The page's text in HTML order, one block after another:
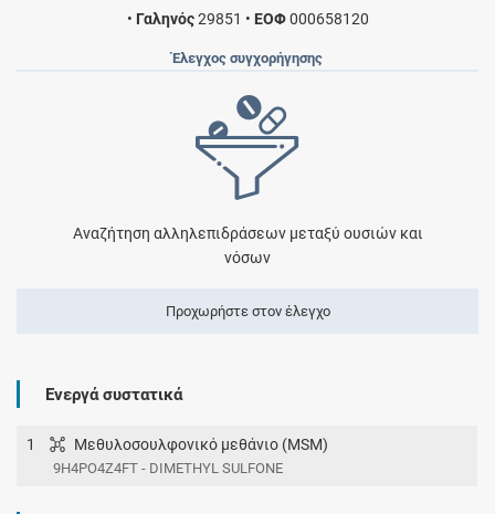
• Γαληνός29851 • ΕΟΦ000658120
Έλεγχος συγχορήγησης
Αναζήτηση αλληλεπιδράσεων μεταξύ ουσιών και
νόσων
Προχωρήστε στον έλεγχο
Ενεργά συστατικά
1 Μεθυλοσουλφονικό μεθάνιο (MSM)
9H4PO4Z4FT - DIMETHYL SULFONE